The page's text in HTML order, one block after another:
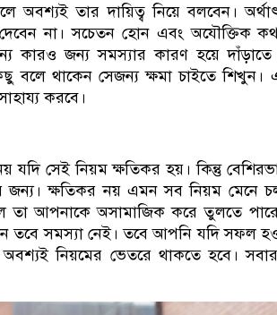
অবশ্যই তার দায়িত্ব নিয়ে বলবেন।
না। সচেতন হোন এবং অযৌক্তিক
কারও জন্য সমস্যার কারণ হয়ে
বলে থাকেন সেজন্য ক্ষমা চাইতে শিখুন।
করবে।
যদি সেই নিয়ম ক্ষতিকর হয়। কিন্তু
জন্য। ক্ষতিকর নয় এমন সব নিয়ম মেনে
তা আপনাকে অসামাজিক করে তুলতে
তবে সমস্যা নেই। তবে আপনি যদি সফল
অবশ্যই নিয়মের ভেতরে থাকতে হবে।